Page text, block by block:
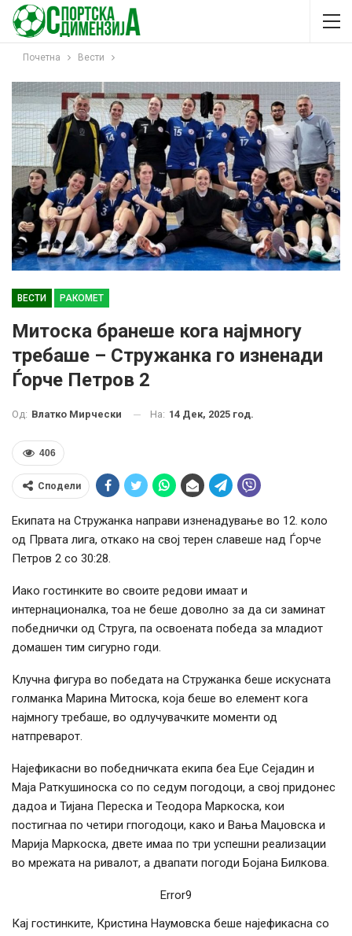
Почетна Вести
ВЕСТИ РАКОМЕТ
Митоска бранеше кога најмногу
требаше – Стружанка го изненади
Ѓорче Петров 2
Од: Влатко Мирчески На: 14 Дек, 2025 год.
406
Сподели
Екипата на Стружанка направи изненадување во 12. коло
од Првата лига, откако на свој терен славеше над Ѓорче
Петров 2 со 30:28.
Иако гостинките во своите редови имаат и
интернационалка, тоа не беше доволно за да си заминат
победнички од Струга, па освоената победа за младиот
домашен тим сигурно годи.
Клучна фигура во победата на Стружанка беше искусната
голманка Марина Митоска, која беше во елемент кога
најмногу требаше, во одлучувачките моменти од
натпреварот.
Најефикасни во победничката екипа беа Еџе Сејадин и
Маја Раткушиноска со по седум погодоци, а свој придонес
дадоа и Тијана Переска и Теодора Маркоска, кои
постигнаа по четири гпогодоци, како и Вања Маџовска и
Марија Маркоска, двете имаа по три успешни реализации
во мрежата на ривалот, а двапати погоди Бојана Билкова.
Error9
Кај гостинките, Кристина Наумовска беше најефикасна со